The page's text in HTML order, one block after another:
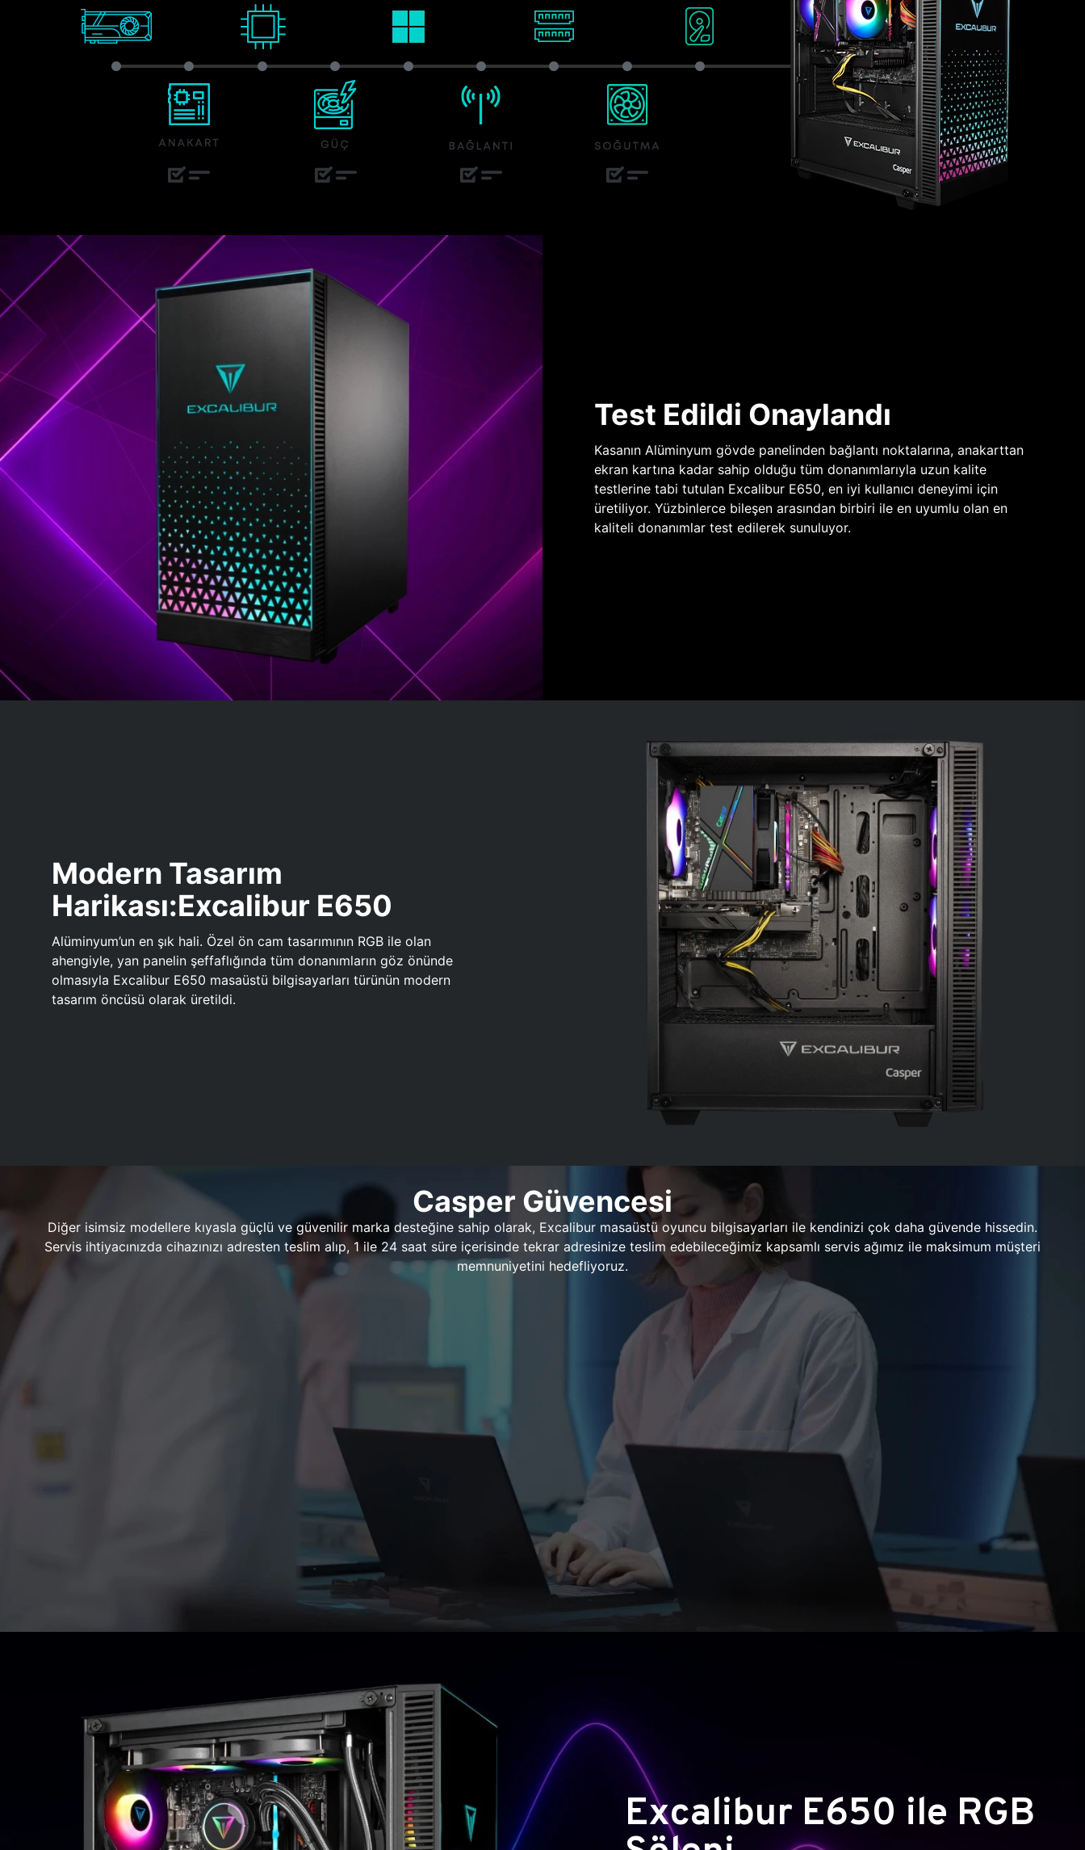
Test Edildi Onaylandı
Kasanın Alüminyum gövde panelinden bağlantı noktalarına, anakarttan
ekran kartına kadar sahip olduğu tüm donanımlarıyla uzun kalite
testlerine tabi tutulan Excalibur E650, en iyi kullanıcı deneyimi için
üretiliyor. Yüzbinlerce bileşen arasından birbiri ile en uyumlu olan en
kaliteli donanımlar test edilerek sunuluyor.
Modern Tasarım
Harikası:Excalibur E650
Alüminyum’un en şık hali. Özel ön cam tasarımının RGB ile olan
ahengiyle, yan panelin şeffaflığında tüm donanımların göz önünde
olmasıyla Excalibur E650 masaüstü bilgisayarları türünün modern
tasarım öncüsü olarak üretildi.
Casper Güvencesi
Diğer isimsiz modellere kıyasla güçlü ve güvenilir marka desteğine sahip olarak, Excalibur masaüstü oyuncu bilgisayarları ile kendinizi çok daha güvende hissedin.
Servis ihtiyacınızda cihazınızı adresten teslim alıp, 1 ile 24 saat süre içerisinde tekrar adresinize teslim edebileceğimiz kapsamlı servis ağımız ile maksimum müşteri
memnuniyetini hedefliyoruz.
Excalibur E650 ile RGB